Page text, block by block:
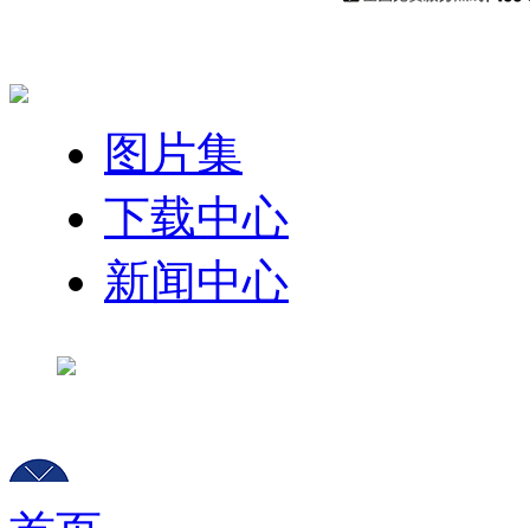
图片集
下载中心
新闻中心